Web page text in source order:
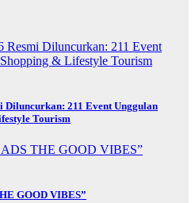
Diluncurkan: 211 Event Unggulan
Tourism
GOOD VIBES”